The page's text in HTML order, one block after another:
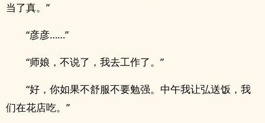
当了真。”
“彦彦……”
“师娘，不说了，我去工作了。”
“好，你如果不舒服不要勉强。中午我让弘送饭，我
们在花店吃。”